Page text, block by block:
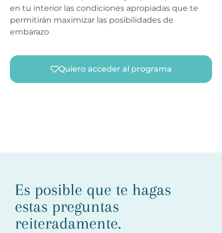
en tu interior las condiciones apropiadas que te
permitirán maximizar las posibilidades de
embarazo
Quiero acceder al programa
Es posible que te hagas
estas preguntas
reiteradamente.